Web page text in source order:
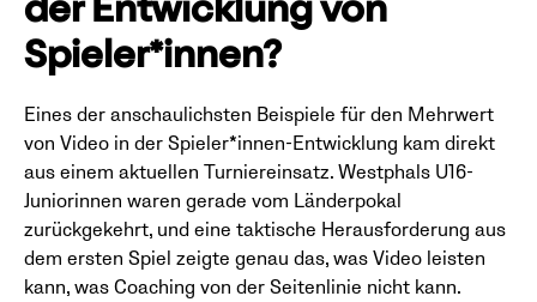
der Entwicklung von
Spieler*innen?
Eines der anschaulichsten Beispiele für den Mehrwert
von Video in der Spieler*innen-Entwicklung kam direkt
aus einem aktuellen Turniereinsatz. Westphals U16-
Juniorinnen waren gerade vom Länderpokal
zurückgekehrt, und eine taktische Herausforderung aus
dem ersten Spiel zeigte genau das, was Video leisten
kann, was Coaching von der Seitenlinie nicht kann.